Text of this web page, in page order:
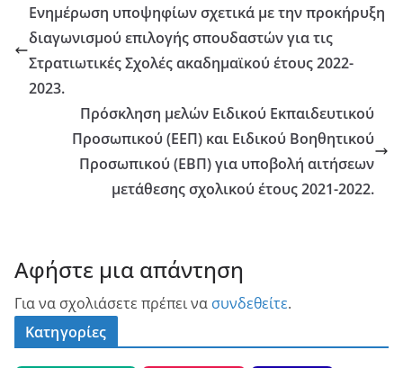
Ενημέρωση υποψηφίων σχετικά με την προκήρυξη
διαγωνισμού επιλογής σπουδαστών για τις
Στρατιωτικές Σχολές ακαδημαϊκού έτους 2022-
2023.
Πρόσκληση μελών Ειδικού Εκπαιδευτικού
Προσωπικού (ΕΕΠ) και Ειδικού Βοηθητικού
Προσωπικού (ΕΒΠ) για υποβολή αιτήσεων
μετάθεσης σχολικού έτους 2021-2022.
Αφήστε μια απάντηση
Για να σχολιάσετε πρέπει να συνδεθείτε.
Κατηγορίες